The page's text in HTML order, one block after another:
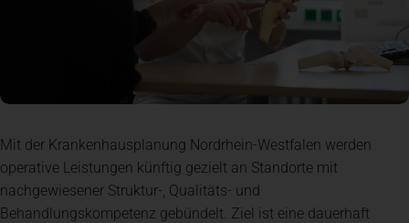
Mit der Krankenhausplanung Nordrhein-Westfalen werden
operative Leistungen künftig gezielt an Standorte mit
nachgewiesener Struktur-, Qualitäts- und
Behandlungskompetenz gebündelt. Ziel ist eine dauerhaft